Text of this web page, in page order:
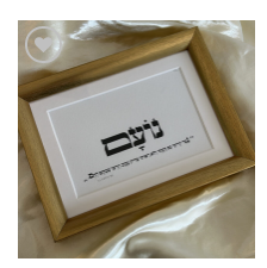
הוספה
לרשימת
המועדפים